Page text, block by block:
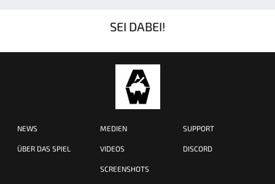
SEI DABEI!
NEWS
ÜBER DAS SPIEL
MEDIEN
VIDEOS
SCREENSHOTS
SUPPORT
DISCORD